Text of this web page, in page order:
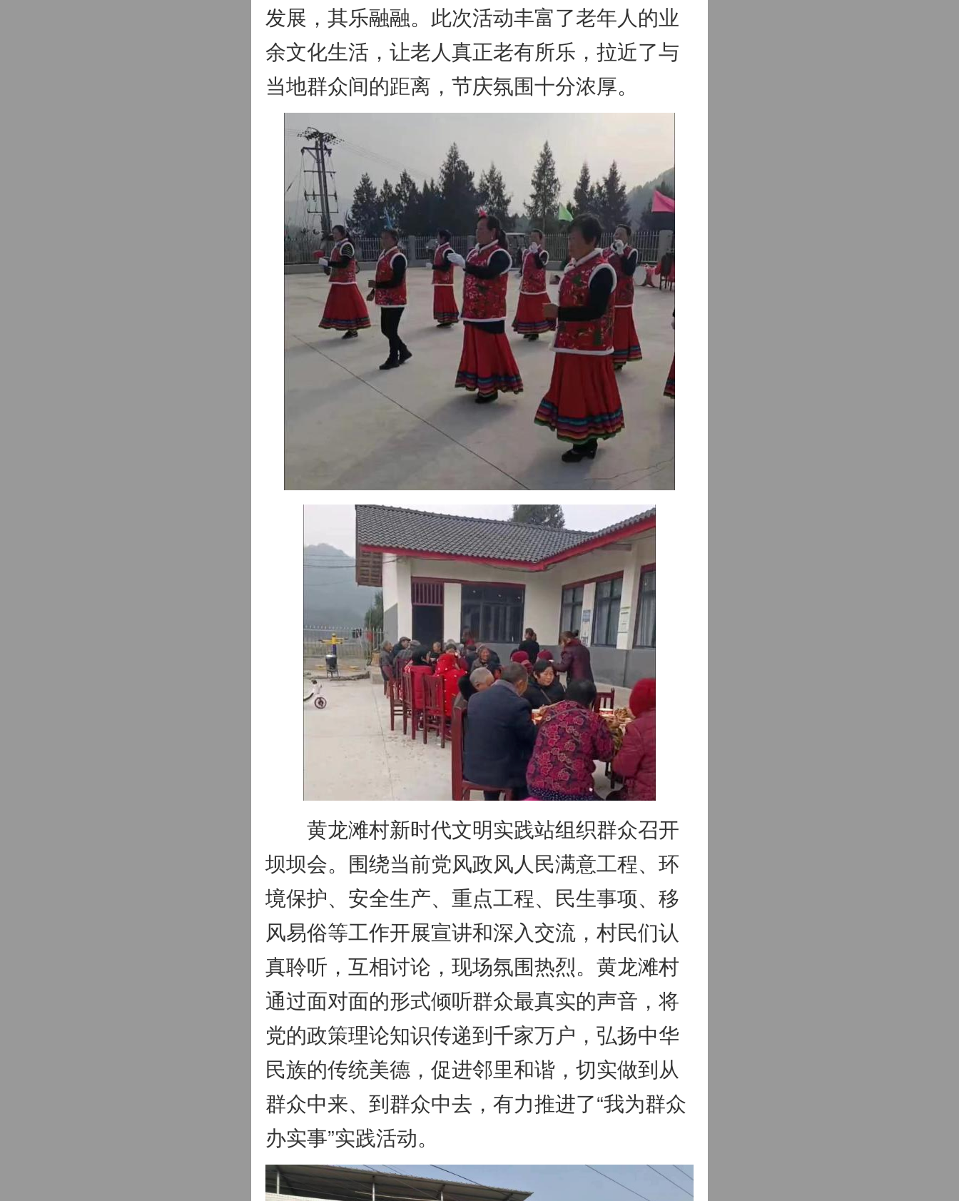
发展，其乐融融。此次活动丰富了老年人的业
余文化生活，让老人真正老有所乐，拉近了与
当地群众间的距离，节庆氛围十分浓厚。
黄龙滩村新时代文明实践站组织群众召开
坝坝会。围绕当前党风政风人民满意工程、环
境保护、安全生产、重点工程、民生事项、移
风易俗等工作开展宣讲和深入交流，村民们认
真聆听，互相讨论，现场氛围热烈。黄龙滩村
通过面对面的形式倾听群众最真实的声音，将
党的政策理论知识传递到千家万户，弘扬中华
民族的传统美德，促进邻里和谐，切实做到从
群众中来、到群众中去，有力推进了“我为群众
办实事”实践活动。